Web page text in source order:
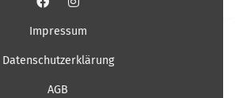
Impressum
Datenschutzerklärung
AGB